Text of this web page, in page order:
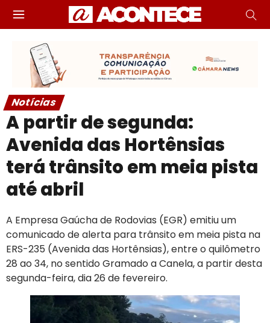
Notícias
A partir de segunda:
Avenida das Hortênsias
terá trânsito em meia pista
até abril
A Empresa Gaúcha de Rodovias (EGR) emitiu um
comunicado de alerta para trânsito em meia pista na
ERS-235 (Avenida das Hortênsias), entre o quilômetro
28 ao 34, no sentido Gramado a Canela, a partir desta
segunda-feira, dia 26 de fevereiro.